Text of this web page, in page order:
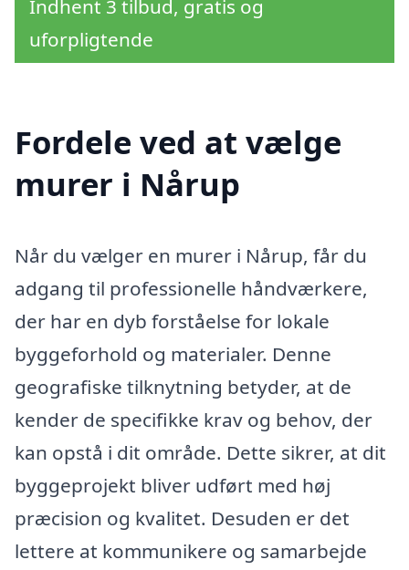
Indhent 3 tilbud, gratis og
uforpligtende
Fordele ved at vælge
murer i Nårup
Når du vælger en murer i Nårup, får du
adgang til professionelle håndværkere,
der har en dyb forståelse for lokale
byggeforhold og materialer. Denne
geografiske tilknytning betyder, at de
kender de specifikke krav og behov, der
kan opstå i dit område. Dette sikrer, at dit
byggeprojekt bliver udført med høj
præcision og kvalitet. Desuden er det
lettere at kommunikere og samarbejde